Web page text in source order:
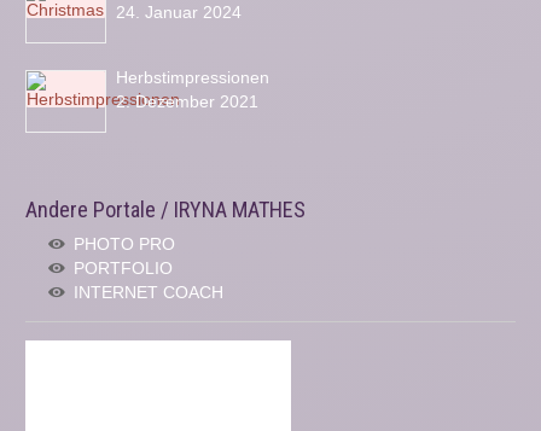
24. Januar 2024
Herbstimpressionen
2. Dezember 2021
Andere Portale / IRYNA MATHES
PHOTO PRO
PORTFOLIO
INTERNET COACH